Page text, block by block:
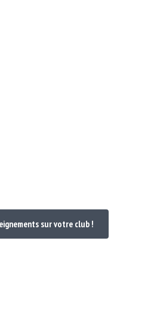
sur votre club !